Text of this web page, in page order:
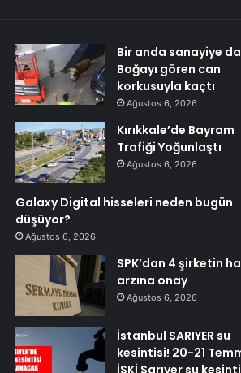
Bir anda sanayiye
Boğayı gören can
korkusuyla kaçtı
Ağustos 6, 2026
Kırıkkale’de Bayram
Trafiği Yoğunlaştı
Ağustos 6, 2026
Galaxy Digital hisseleri neden bugün
düşüyor?
Ağustos 6, 2026
SPK’dan 4 şirketin
arzına onay
Ağustos 6, 2026
İstanbul SARIYER su
kesintisi! 20-21
İSKİ Sarıyer su